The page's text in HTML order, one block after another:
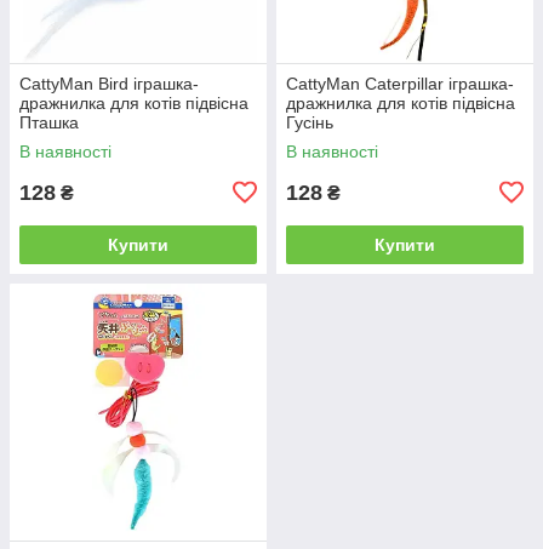
CattyMan Bird іграшка-
дражнилка для котів підвісна
Пташка
В наявності
128 ₴
Купити
CattyMan Caterpillar іграшка-
дражнилка для котів підвісна
Гусінь
В наявності
128 ₴
Купити